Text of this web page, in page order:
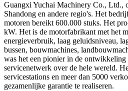
Guangxi Yuchai Machinery Co., Ltd.,
Shandong en andere regio's. Het
motoren bereikt 600.000 stuks. Het
kW. Het is de motorfabrikant met het
energieverbruik, laag geluidsniveau,
bussen, bouwmachines,
was het een pionier in de ontwikkeling
servicenetwerk over de hele wereld.
servicestations en meer dan 5000
gezamenlijke garantie te realiseren.